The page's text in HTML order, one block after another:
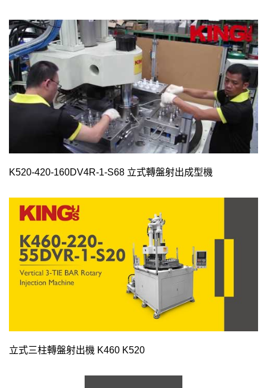
K520-420-160DV4R-1-S68 立式轉盤射出成型機
立式三柱轉盤射出機 K460 K520